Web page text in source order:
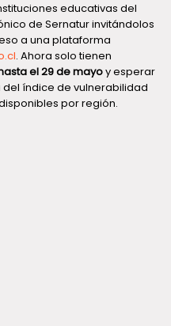
educativas del
de Sernatur invitándolos
a una plataforma
. Ahora solo tienen
el 29 de mayoy esperar
índice de vulnerabilidad
por región.